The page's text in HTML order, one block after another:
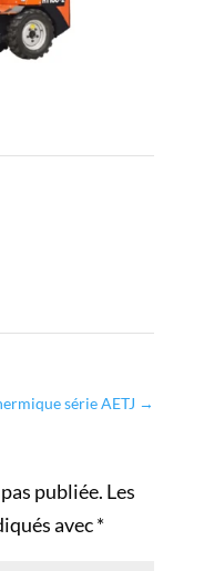
série AETJ →
publiée. Les
avec*